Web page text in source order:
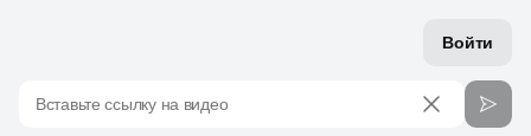
Войти
Вставьте ссылку на видео